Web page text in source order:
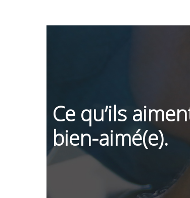
Ce qu’ils
bien-aimé(e).